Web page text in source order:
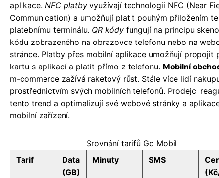
aplikace. NFC platby využívají technologii NFC (Near
Communication) a umožňují platit pouhým přiložením
platebnímu terminálu. QR kódy fungují na principu
kódu zobrazeného na obrazovce telefonu nebo na
stránce. Platby přes mobilní aplikace umožňují propojit
kartu s aplikací a platit přímo z telefonu. Mobilní
m-commerce zažívá raketový růst. Stále více lidí
prostřednictvím svých mobilních telefonů. Prodejci
tento trend a optimalizují své webové stránky a
mobilní zařízení.
Srovnání tarifů Go Mobil
Tarif
Data
(GB)
Minuty SMS